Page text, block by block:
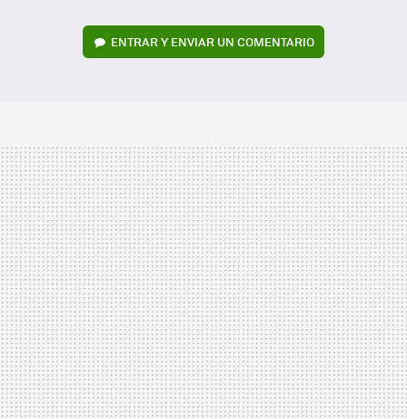
ENTRAR Y ENVIAR UN COMENTARIO